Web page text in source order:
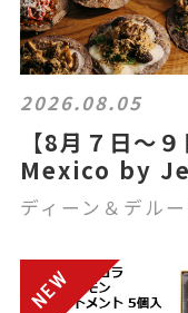
2026.08.05
【8月７日～
Mexico by
ディーン＆デルー